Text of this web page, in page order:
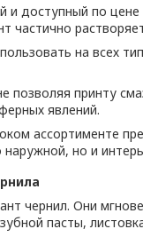
и доступный по
частично
на всех
позволяя принту
явлений.
ассортименте
но и
чернил. Они
пасты,